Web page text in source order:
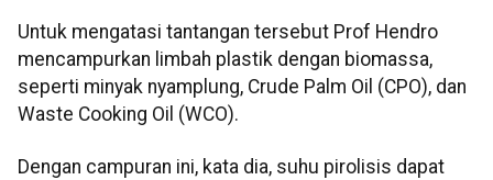
Untuk mengatasi tantangan tersebut Prof Hendro
mencampurkan limbah plastik dengan biomassa,
seperti minyak nyamplung, Crude Palm Oil (CPO), dan
Waste Cooking Oil (WCO).
Dengan campuran ini, kata dia, suhu pirolisis dapat